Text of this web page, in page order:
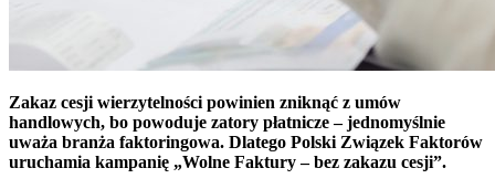
Zakaz cesji wierzytelności powinien zniknąć z umów
handlowych, bo powoduje zatory płatnicze – jednomyślnie
uważa branża faktoringowa. Dlatego Polski Związek Faktorów
uruchamia kampanię „Wolne Faktury – bez zakazu cesji”.